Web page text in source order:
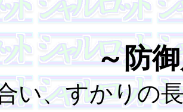
～防
い、すかりの